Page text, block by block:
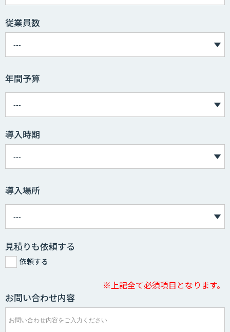
従業員数
年間予算
導入時期
導入場所
見積りも依頼する
依頼する
※上記全て必須項目となります。
お問い合わせ内容